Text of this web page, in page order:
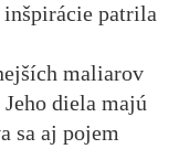
patrila
maliarov
diela majú
sa aj pojem